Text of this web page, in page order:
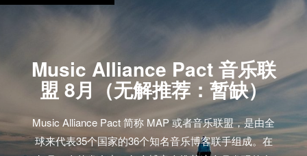
Music Alliance Pact 音乐联
盟 8月（无解推荐：暂缺）
Music Alliance Pact 简称 MAP 或者音乐联盟，是由全
球来代表35个国家的36个知名音乐博客联手组成。在